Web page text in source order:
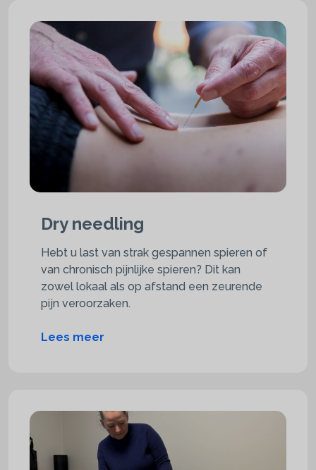
Dry needling
Hebt u last van strak gespannen spieren of
van chronisch pijnlijke spieren? Dit kan
zowel lokaal als op afstand een zeurende
pijn veroorzaken.
Lees meer